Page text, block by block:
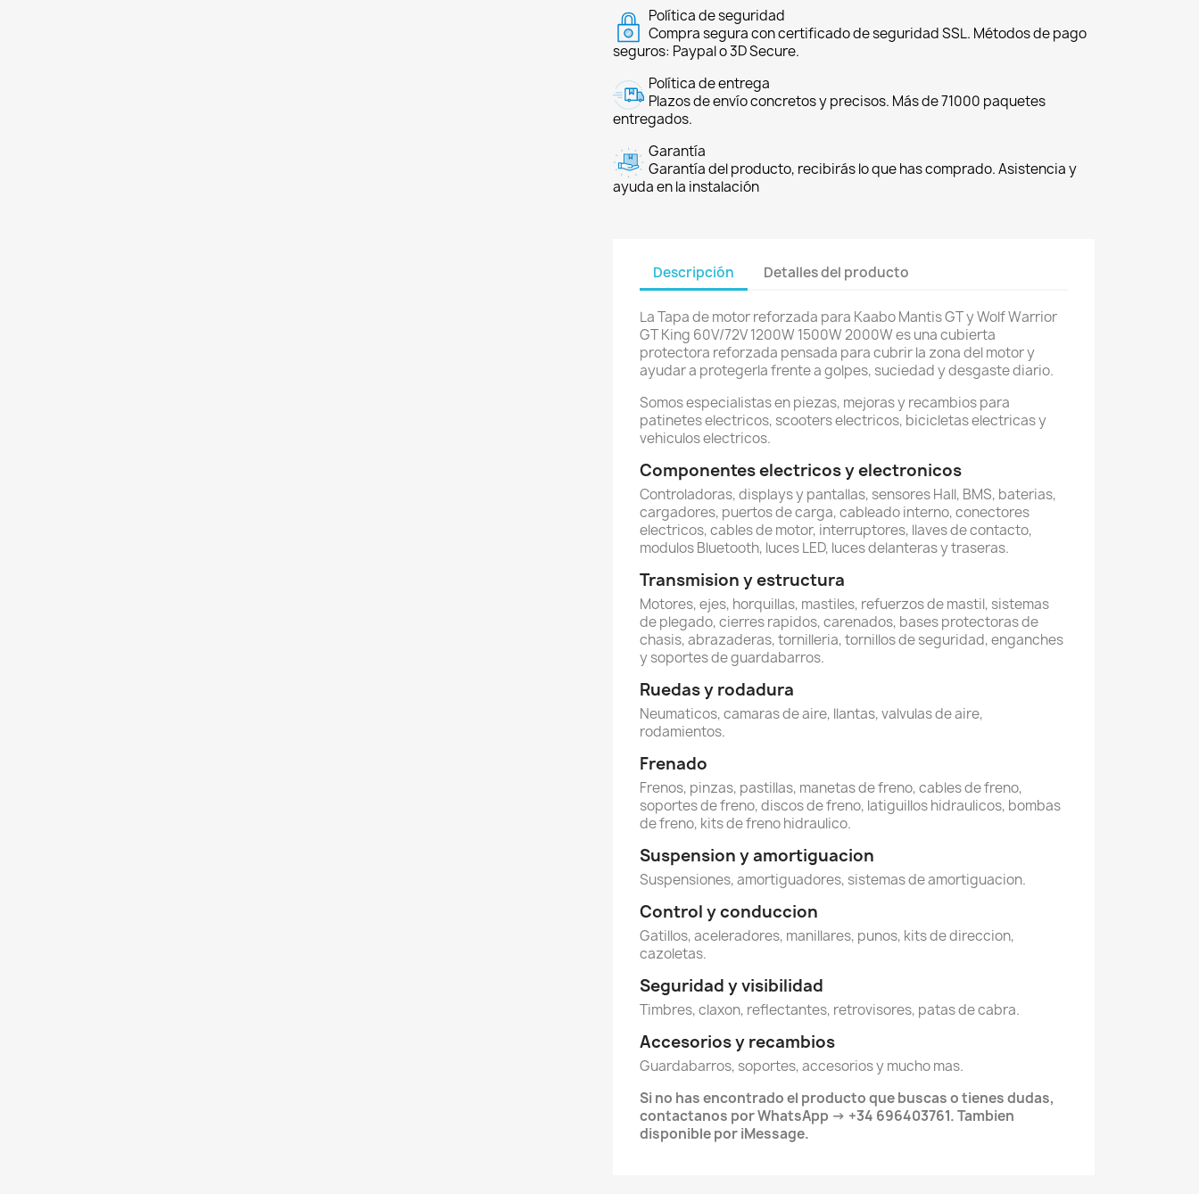
Política de seguridad
Compra segura con certificado de seguridad SSL. Métodos de pago
seguros: Paypal o 3D Secure.
Política de entrega
Plazos de envío concretos y precisos. Más de 71000 paquetes
entregados.
Garantía
Garantía del producto, recibirás lo que has comprado. Asistencia y
ayuda en la instalación
Descripción Detalles del producto
La Tapa de motor reforzada para Kaabo Mantis GT y Wolf Warrior
GT King 60V/72V 1200W 1500W 2000W es una cubierta
protectora reforzada pensada para cubrir la zona del motor y
ayudar a protegerla frente a golpes, suciedad y desgaste diario.
Somos especialistas en piezas, mejoras y recambios para
patinetes electricos, scooters electricos, bicicletas electricas y
vehiculos electricos.
Componentes electricos y electronicos
Controladoras, displays y pantallas, sensores Hall, BMS, baterias,
cargadores, puertos de carga, cableado interno, conectores
electricos, cables de motor, interruptores, llaves de contacto,
modulos Bluetooth, luces LED, luces delanteras y traseras.
Transmision y estructura
Motores, ejes, horquillas, mastiles, refuerzos de mastil, sistemas
de plegado, cierres rapidos, carenados, bases protectoras de
chasis, abrazaderas, tornilleria, tornillos de seguridad, enganches
y soportes de guardabarros.
Ruedas y rodadura
Neumaticos, camaras de aire, llantas, valvulas de aire,
rodamientos.
Frenado
Frenos, pinzas, pastillas, manetas de freno, cables de freno,
soportes de freno, discos de freno, latiguillos hidraulicos, bombas
de freno, kits de freno hidraulico.
Suspension y amortiguacion
Suspensiones, amortiguadores, sistemas de amortiguacion.
Control y conduccion
Gatillos, aceleradores, manillares, punos, kits de direccion,
cazoletas.
Seguridad y visibilidad
Timbres, claxon, reflectantes, retrovisores, patas de cabra.
Accesorios y recambios
Guardabarros, soportes, accesorios y mucho mas.
Si no has encontrado el producto que buscas o tienes dudas,
contactanos por WhatsApp -> +34 696403761. Tambien
disponible por iMessage.